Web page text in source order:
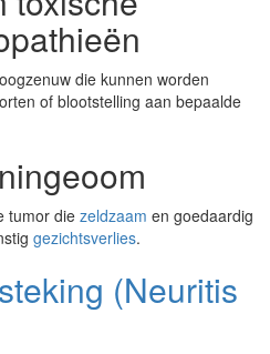
die kunnen worden
of blootstelling aan bepaalde
tumor die zeldzaam en goedaardig
gezichtsverlies.
(Neuritis